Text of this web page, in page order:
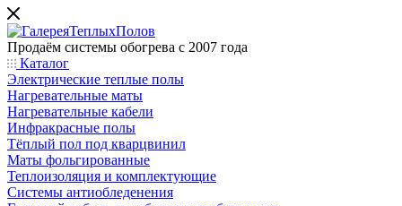
Продаём системы обогрева с 2007 года
Каталог
Электрические теплые полы
Нагревательные маты
Нагревательные кабели
Инфракрасные полы
Тёплый пол под кварцвинил
Маты фольгированные
Теплоизоляция и комплектующие
Системы антиобледенения